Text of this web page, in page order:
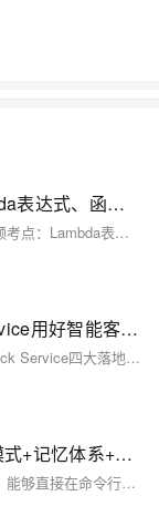
【Java基础】Java 8-21新特性 ：Lambda表达式、函数式接口、Stream流、Optional（附《思维导图》+《面试高频考点清单》）
本文系统梳理Java 8–21核心新特性，聚焦面试高频考点：Lambda表达式、函数式接口、Stream流（惰性求值/并行流/map与flatMap区别）、Optional空值安全处理，并涵盖JDK9–21关键演进（模块化、var、Record、虚拟线程等），辅以原理剖析与实战代码，助力高效备战。
企业如何应用智能客服？瓴羊Quick Service用好智能客服系统落地应用策略
本文剖析智能客服“上线即吃灰”困局，提出瓴羊Quick Service四大落地策略：结构化知识构建、人机协同坐席辅助、数据驱动效果评估、组织保障运营机制，助力企业从“可用”迈向“好用”，实现服务数智化升级。（239字）
Claude Code 全攻略：命令大全+三种模式+记忆体系+实战工作流完整手册
Claude Code 是当前最流行的终端级 AI 编程助手，能够直接在命令行中完成代码生成、项目理解、文件修改、命令执行、错误修复等全流程开发工作。它不依赖图形界面、不占用额外资源，却能深度理解项目结构，自动生成规范代码，大幅提升研发效率。